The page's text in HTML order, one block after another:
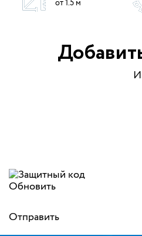
от 1.5 м
Обновить
Отправить